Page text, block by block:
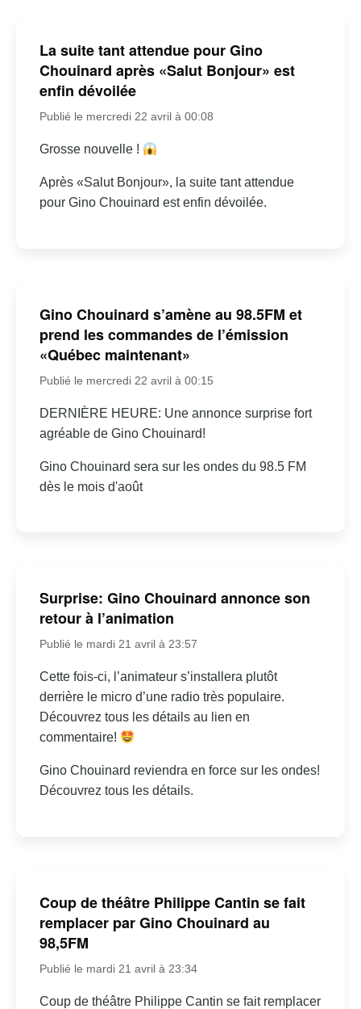
La suite tant attendue pour Gino
Chouinard après «Salut Bonjour» est
enfin dévoilée
Publié le mercredi 22 avril à 00:08
Grosse nouvelle !
Après «Salut Bonjour», la suite tant attendue
pour Gino Chouinard est enfin dévoilée.
Gino Chouinard s’amène au 98.5FM et
prend les commandes de l’émission
«Québec maintenant»
Publié le mercredi 22 avril à 00:15
DERNIÈRE HEURE: Une annonce surprise fort
agréable de Gino Chouinard!
Gino Chouinard sera sur les ondes du 98.5 FM
dès le mois d'août
Surprise: Gino Chouinard annonce son
retour à l’animation
Publié le mardi 21 avril à 23:57
Cette fois-ci, l’animateur s’installera plutôt
derrière le micro d’une radio très populaire.
Découvrez tous les détails au lien en
commentaire!
Gino Chouinard reviendra en force sur les ondes!
Découvrez tous les détails.
Coup de théâtre Philippe Cantin se fait
remplacer par Gino Chouinard au
98,5FM
Publié le mardi 21 avril à 23:34
Coup de théâtre Philippe Cantin se fait remplacer